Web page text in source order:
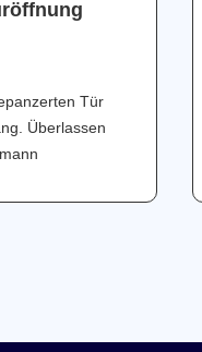
Tür
Überlassen